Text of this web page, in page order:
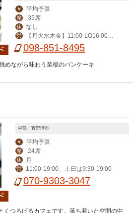
￥ 平均予算
席 35席
休 なし
営
【月火水木金】11:00-LO16:00
【土】09:00-LO22:00【日祝】9:00-L
098-851-8495
めながら味わう至福のパンケーキ
中部｜宜野湾市
￥ 平均予算
席 24席
休 月
営 11:00-19:00、土日は9:30-19:00
070-9303-3047
くつろげるカフェです。落ち着いた空間の中